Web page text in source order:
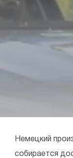
Немецкий
собирается